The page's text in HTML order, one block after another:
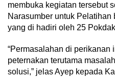
membuka kegiatan tersebut
Narasumber untuk
yang di hadiri oleh 25
“Permasalahan di perikanan
peternakan terutama
solusi,” jelas Ayep kepada